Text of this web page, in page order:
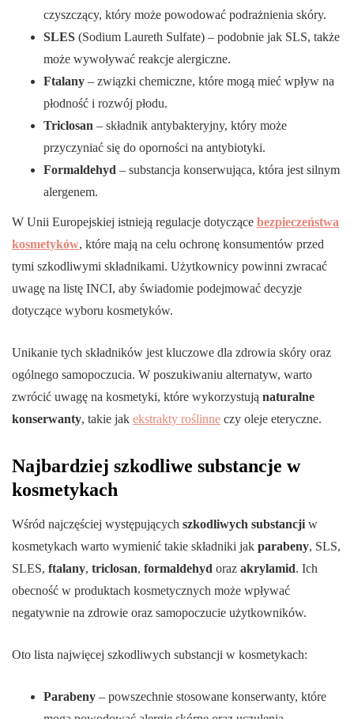
czyszczący, który może powodować podrażnienia skóry.
SLES (Sodium Laureth Sulfate) – podobnie jak SLS, także
może wywoływać reakcje alergiczne.
Ftalany – związki chemiczne, które mogą mieć wpływ na
płodność i rozwój płodu.
Triclosan – składnik antybakteryjny, który może
przyczyniać się do oporności na antybiotyki.
Formaldehyd – substancja konserwująca, która jest silnym
alergenem.
W Unii Europejskiej istnieją regulacje dotyczące bezpieczeństwa
kosmetyków, które mają na celu ochronę konsumentów przed
tymi szkodliwymi składnikami. Użytkownicy powinni zwracać
uwagę na listę INCI, aby świadomie podejmować decyzje
dotyczące wyboru kosmetyków.
Unikanie tych składników jest kluczowe dla zdrowia skóry oraz
ogólnego samopoczucia. W poszukiwaniu alternatyw, warto
zwrócić uwagę na kosmetyki, które wykorzystują naturalne
konserwanty, takie jak ekstrakty roślinne czy oleje eteryczne.
Najbardziej szkodliwe substancje w
kosmetykach
Wśród najczęściej występujących szkodliwych substancji w
kosmetykach warto wymienić takie składniki jak parabeny, SLS,
SLES, ftalany, triclosan, formaldehyd oraz akrylamid. Ich
obecność w produktach kosmetycznych może wpływać
negatywnie na zdrowie oraz samopoczucie użytkowników.
Oto lista najwięcej szkodliwych substancji w kosmetykach:
Parabeny – powszechnie stosowane konserwanty, które